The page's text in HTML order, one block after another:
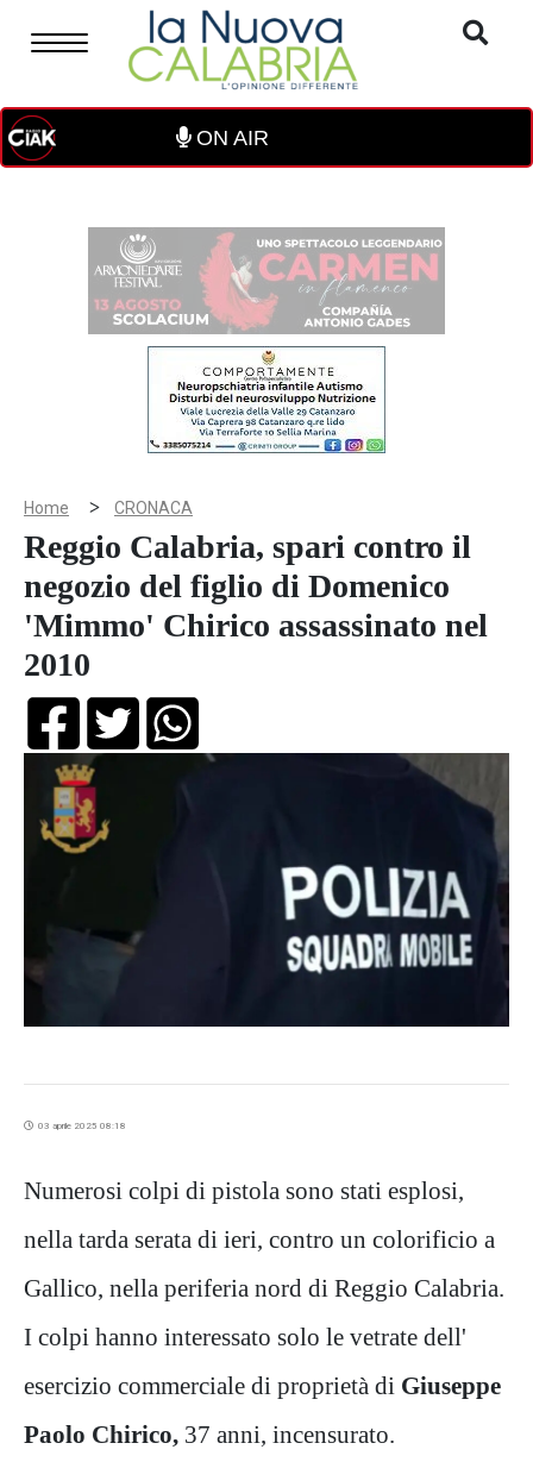
ON AIR
Home > CRONACA
Reggio Calabria, spari contro il
negozio del figlio di Domenico
'Mimmo' Chirico assassinato nel
2010
03 aprile 2025 08:18
Numerosi colpi di pistola sono stati esplosi,
nella tarda serata di ieri, contro un colorificio a
Gallico, nella periferia nord di Reggio Calabria.
I colpi hanno interessato solo le vetrate dell'
esercizio commerciale di proprietà di Giuseppe
Paolo Chirico, 37 anni, incensurato.